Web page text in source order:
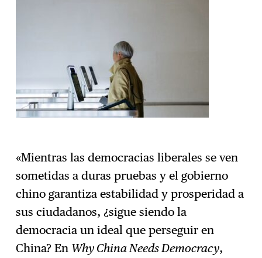
«Mientras las democracias liberales se ven
sometidas a duras pruebas y el gobierno
chino garantiza estabilidad y prosperidad a
sus ciudadanos, ¿sigue siendo la
democracia un ideal que perseguir en
China? En Why China Needs Democracy,